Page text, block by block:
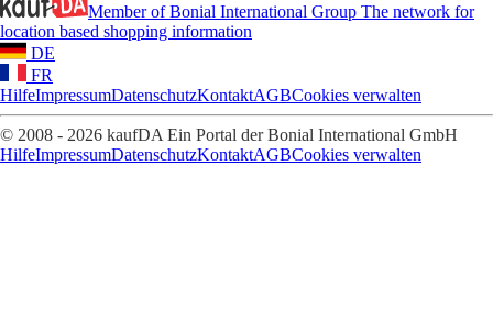
Member of Bonial International Group The network for
location based shopping information
DE
FR
HilfeImpressumDatenschutzKontaktAGBCookies verwalten
© 2008 - 2026 kaufDA Ein Portal der Bonial International GmbH
HilfeImpressumDatenschutzKontaktAGBCookies verwalten